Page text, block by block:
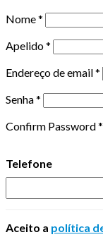
Nome*
Apelido*
Endereço de email*
Senha*
Confirm Password*
Telefone
Aceito a política